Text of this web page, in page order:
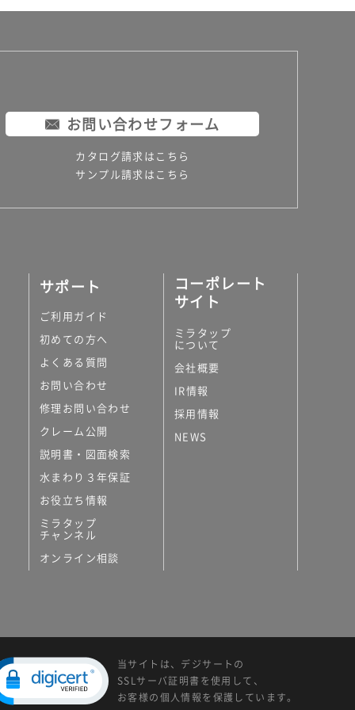
お問い合わせフォーム
カタログ請求はこちら
サンプル請求はこちら
サポート
ご利用ガイド
初めての方へ
よくある質問
お問い合わせ
修理お問い合わせ
クレーム公開
説明書・図面検索
水まわり３年保証
お役立ち情報
ミラタップ
チャンネル
オンライン相談
コーポレート
サイト
ミラタップ
について
会社概要
IR情報
採用情報
NEWS
当サイトは、デジサートの
SSLサーバ証明書を使用して、
お客様の個人情報を保護しています。